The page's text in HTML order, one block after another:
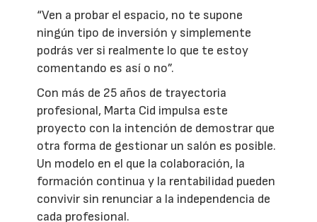
“Ven a probar el espacio, no te supone
ningún tipo de inversión y simplemente
podrás ver si realmente lo que te estoy
comentando es así o no”.
Con más de 25 años de trayectoria
profesional, Marta Cid impulsa este
proyecto con la intención de demostrar que
otra forma de gestionar un salón es posible.
Un modelo en el que la colaboración, la
formación continua y la rentabilidad pueden
convivir sin renunciar a la independencia de
cada profesional.